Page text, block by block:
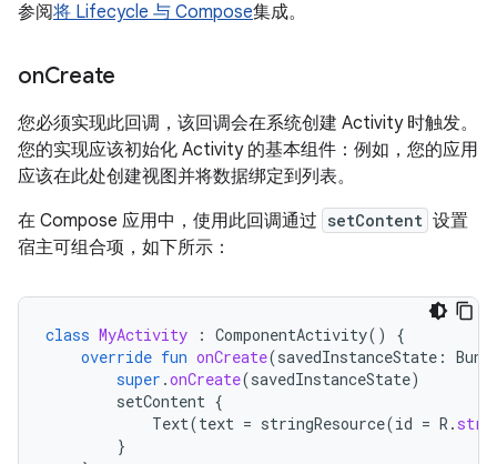
参阅将 Lifecycle 与 Compose集成。
onCreate
您必须实现此回调，该回调会在系统创建 Activity 时触发。
您的实现应该初始化 Activity 的基本组件：例如，您的应用
应该在此处创建视图并将数据绑定到列表。
在 Compose 应用中，使用此回调通过 setContent 设置
宿主可组合项，如下所示：
class MyActivity : ComponentActivity()
{
override fun onCreate(savedInstanceState :
super .onCreate(savedInstanceState)
setContent {
Text(text = stringResource(id = R .
}